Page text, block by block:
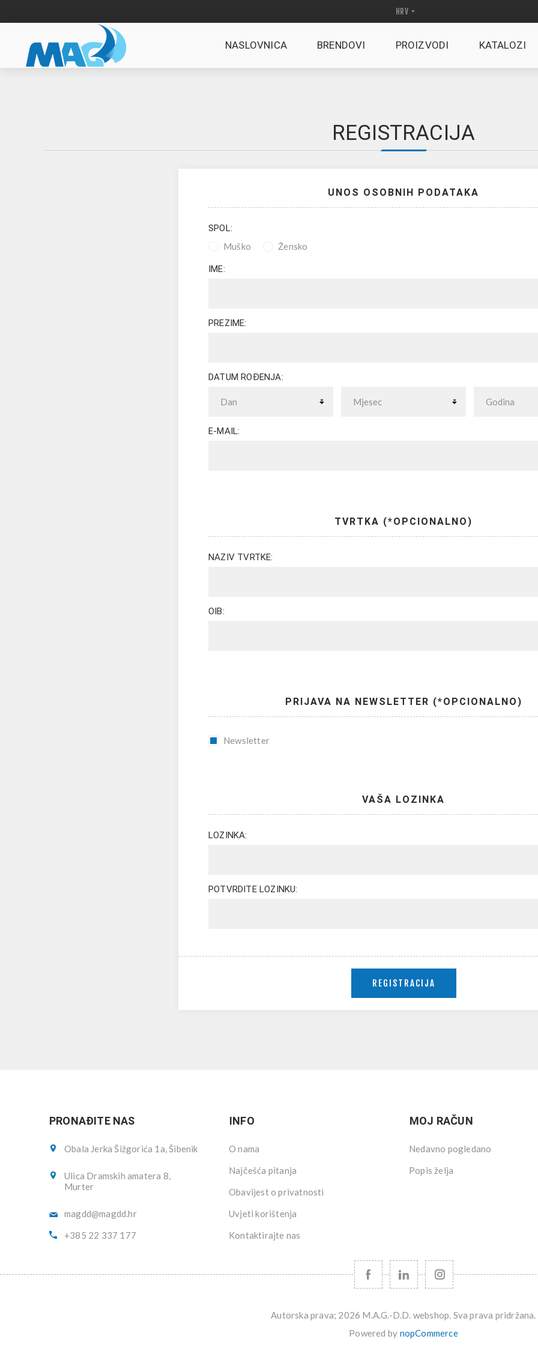
NASLOVNICA BRENDOVI PROIZVODI KATALOZI
REGISTRACIJA
UNOS OSOBNIH PODATAKA
SPOL:
Muško
Žensko
IME:
PREZIME:
DATUM ROĐENJA:
E-MAIL:
TVRTKA (*OPCIONALNO)
NAZIV TVRTKE:
OIB:
PRIJAVA NA NEWSLETTER (*OPCIONALNO)
Newsletter
VAŠA LOZINKA
LOZINKA:
POTVRDITE LOZINKU:
PRONAĐITE NAS
Obala Jerka Šižgorića 1a, Šibenik
Ulica Dramskih amatera 8,
Murter
magdd@magdd.hr
+385 22 337 177
INFO
O nama
Najčešća pitanja
Obavijest o privatnosti
Uvjeti korištenja
Kontaktirajte nas
MOJ RAČUN
Nedavno pogledano
Popis želja
Autorska prava; 2026 M.A.G.-D.D. webshop. Sva prava pridržana.
Powered by nopCommerce